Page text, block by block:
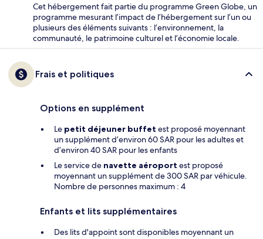
Cet hébergement fait partie du programme Green Globe, un
programme mesurant l’impact de l’hébergement sur l’un ou
plusieurs des éléments suivants : l’environnement, la
communauté, le patrimoine culturel et l’économie locale.
Frais et politiques
Options en supplément
Le petit déjeuner buffet est proposé moyennant
un supplément d’environ 60 SAR pour les adultes et
d’environ 40 SAR pour les enfants
Le service de navette aéroport est proposé
moyennant un supplément de 300 SAR par véhicule.
Nombre de personnes maximum : 4
Enfants et lits supplémentaires
Des lits d'appoint sont disponibles moyennant un